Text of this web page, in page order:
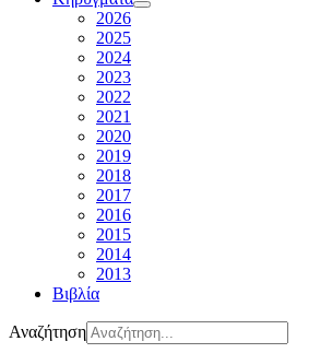
2026
2025
2024
2023
2022
2021
2020
2019
2018
2017
2016
2015
2014
2013
Βιβλία
Αναζήτηση